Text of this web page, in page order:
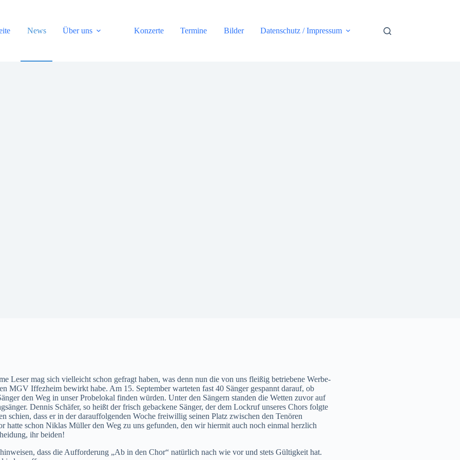
News Über uns Konzerte Termine Bilder Datenschutz / Impressum
Leser mag sich vielleicht schon gefragt haben, was denn nun die von uns fleißig betriebene Werbe-
MGV Iffezheim bewirkt habe. Am 15. September warteten fast 40 Sänger gespannt darauf, ob
den Weg in unser Probelokal finden würden. Unter den Sängern standen die Wetten zuvor auf
Dennis Schäfer, so heißt der frisch gebackene Sänger, der dem Lockruf unseres Chors folgte
schien, dass er in der darauffolgenden Woche freiwillig seinen Platz zwischen den Tenören
hatte schon Niklas Müller den Weg zu uns gefunden, den wir hiermit auch noch einmal herzlich
ihr beiden!
dass die Aufforderung „Ab in den Chor“ natürlich nach wie vor und stets Gültigkeit hat.